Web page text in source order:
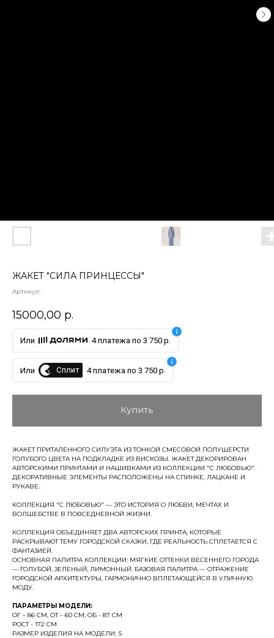
ЖАКЕТ "СИЛА ПРИНЦЕССЫ"
Артикул:
15000,00 р.
Или 4 платежа по 3 750 р.
Или Сплит 4 платежа по 3 750 р.
Купить
ЖАКЕТ ПРИТАЛЕННОГО СИЛУЭТА ИЗ ТОНКОЙ СМЕСОВОЙ ПОЛУШЕРСТИ
ГОЛУБОГО ЦВЕТА НА ПОДКЛАДКЕ ИЗ ВИСКОЗЫ. ЖАКЕТ ДЕКОРИРОВАН
АВТОРСКИМИ ПРИНТАМИ И НАШИВКАМИ ИЗ КОЛЛЕКЦИИ "С ЛЮБОВЬЮ".
ДЕКОРАТИВНЫЕ ЭЛЕМЕНТЫ РАСПОЛОЖЕНЫ НА СПИНКЕ, ЛАЦКАНЕ И
РУКАВЕ.
КОЛЛЕКЦИЯ "С ЛЮБОВЬЮ" — ЭТО ИСТОРИЯ О ЛЮБВИ, МЕЧТАХ И
ВОЛШЕБСТВЕ В ПОВСЕДНЕВНОЙ ЖИЗНИ.
КОЛЛЕКЦИЯ ОБЪЕДИНЯЕТ ДВА АВТОРСКИХ ПРИНТА, КОТОРЫЕ
РАСКРЫВАЮТ ТЕМУ ГОРОДСКОЙ СКАЗКИ, ГДЕ РЕАЛЬНОСТЬ СПЛЕТАЕТСЯ С
ФАНТАЗИЕЙ.
ОСНОВНАЯ ПАЛИТРА КОЛЛЕКЦИИ: МЯГКИЕ ОТТЕНКИ ВЕСЕННЕГО ГОРОДА
— ГОЛУБОЙ, ЗЕЛЕНЫЙ, ЛИМОННЫЙ. БАЗОВАЯ ПАЛИТРА — ОТРАЖЕНИЕ
ГОРОДСКОЙ АРХИТЕКТУРЫ, ГАРМОНИЧНО ВПЛЕТАЮЩЕЙСЯ В УЛИЧНУЮ
МОДУ.
ПАРАМЕТРЫ МОДЕЛИ:
ОГ – 86 СМ, ОТ – 60 СМ, ОБ - 87 СМ
РОСТ - 172 СМ
РАЗМЕР ИЗДЕЛИЯ НА МОДЕЛИ: S